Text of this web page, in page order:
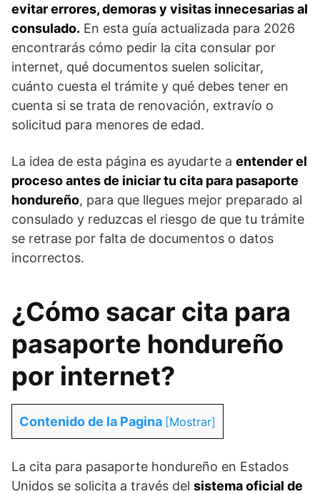
evitar errores, demoras y visitas innecesarias al
consulado. En esta guía actualizada para 2026
encontrarás cómo pedir la cita consular por
internet, qué documentos suelen solicitar,
cuánto cuesta el trámite y qué debes tener en
cuenta si se trata de renovación, extravío o
solicitud para menores de edad.
La idea de esta página es ayudarte a entender el
proceso antes de iniciar tu cita para pasaporte
hondureño, para que llegues mejor preparado al
consulado y reduzcas el riesgo de que tu trámite
se retrase por falta de documentos o datos
incorrectos.
¿Cómo sacar cita para
pasaporte hondureño
por internet?
Contenido de la Pagina [Mostrar]
La cita para pasaporte hondureño en Estados
Unidos se solicita a través del sistema oficial de